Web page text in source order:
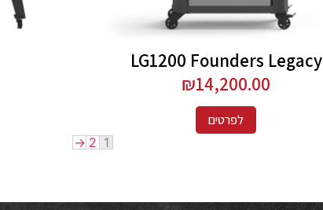
LG1200 Founders Legacy
₪14,200.00
לפרטים
1
2
→